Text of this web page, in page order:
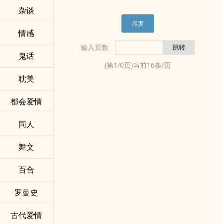
杂谈
情感
鬼话
耽美
都会爱情
同人
舞文
百合
罗曼史
古代爱情
尾页
输入页数
(第1/0页)当前16条/页